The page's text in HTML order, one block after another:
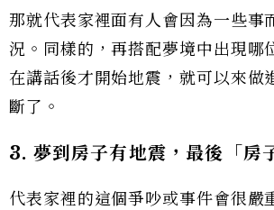
那就代表家裡面有人會因為一些事
況。同樣的，再搭配夢境中出現哪
在講話後才開始地震，就可以來做
斷了。
3. 夢到房子有地震，最後「房
代表家裡的這個爭吵或事件會很嚴